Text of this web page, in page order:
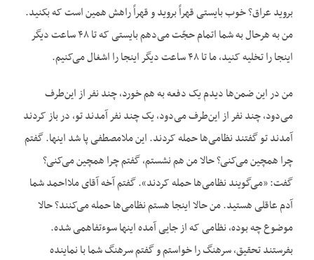
بروید عراق؟ خوب بایستی قهراً بروید و قهراً راهش همین است که بکنید.
من به هرحال به شما اتمام حجّت می‌دهم بایستی که تا ۴۸ ساعت دیگر
اینجا را تخلیه کنید، ما تا ۴۸ ساعت دیگر اینجا را اشغال می‌کنیم.
من در این ضمن‌ها دیدم یک دفعه به هم خورد، چند نفر از این‌طرف
می‌دود، چند نفر از این‌طرف می‌دود، یک چند نفر آمدند تو، در باز کردند
آمدند تو گفتند نظامی‌ها حمله کردند. این ملامصطفی پا شد اینها. گفتم
چرا همچین می‌کنی؟ حالا من هم نشستم، گفتم چرا همچین می‌کنی؟
گفت: «می‌گویند نظامی‌ها حمله کردند». گفتم آخه آقای ملااحمد شما
آدم عاقلی هستید. من حالا اینجا هستم نظامی‌ها حمله می‌کنند؟ حالا
موضوع چه بوده، نظامی که از جایی آمده اینها سوءتفاهمی شده.
بفرستند تحقیق، سرهنگ را خواستم و گفتم سرهنگ شما با نماینده